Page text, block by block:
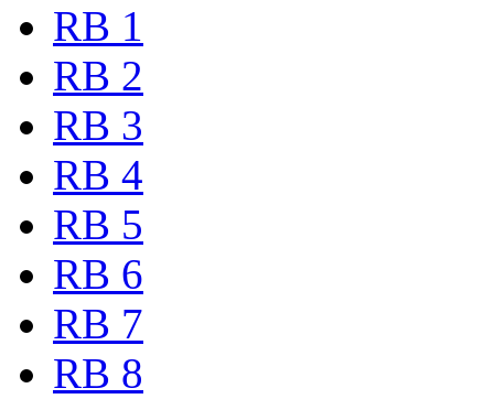
RB 1
RB 2
RB 3
RB 4
RB 5
RB 6
RB 7
RB 8